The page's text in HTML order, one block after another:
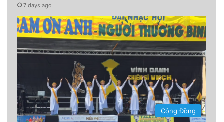
7 days ago
Cộng Đồng